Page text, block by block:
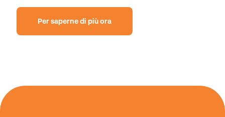
Per saperne di più ora